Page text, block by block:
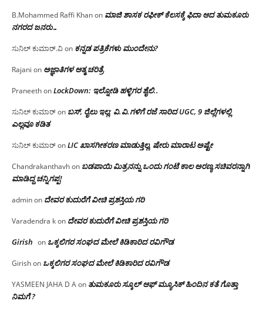
B.Mohammed Raffi Khanon ಮಾಜಿ ಶಾಸಕ ರಫೀಕ್ ಕೆಲಸಕ್ಕೆ ಫಿದಾ ಆದ ತುಮಕೂರು
ನಗರದ ಜನರು…
ಸುನಿಲ್ ಕುಮಾರ್.ವಿon ಕನ್ನಡ ಪತ್ರಿಕೆಗಳು ಮುಂದೇನು?
Rajani on ಅಜ್ಞಾತಿಗಳ ಆತ್ಮ ಚರಿತ್ರೆ
PraneethonLockDown: ಇಲ್ನೋಡಿ ಹಳ್ಳಿಗರ ಶೈಲಿ..
ಸುನಿಲ್ ಕುಮಾರ್on ಬಸ್, ರೈಲು ಇಲ್ಲ; ವಿ.ವಿ.ಗಳಿಗೆ ರಜೆ ಸಾರಿದ UGC, 9 ಜಿಲ್ಲೆಗಳಲ್ಲಿ
ಎಲ್ಲವೂ ಕಡಿತ
ಸುನಿಲ್ ಕುಮಾರ್onLIC ಖಾಸಗೀಕರಣ ಮಾಡುತ್ತಿಲ್ಲ, ಷೇರು ಮಾರಾಟ ಅಷ್ಟೇ
Chandrakanthavhon ಬಡಪಾಯಿ ಮಿತ್ರನನ್ನು ಒಂದು ಗಂಟೆ ಕಾಲ ಅರಣ್ಯ ಸಚಿವರನ್ನಾಗಿ
ಮಾಡಿದ್ದ ಚನ್ನಿಗಪ್ಪ!
adminon ದೇವರ ಕುದುರೆಗೆ ವೀಚಿ ಪ್ರಶಸ್ತಿಯ ಗರಿ
Varadendra kon ದೇವರ ಕುದುರೆಗೆ ವೀಚಿ ಪ್ರಶಸ್ತಿಯ ಗರಿ
Girish on ಒಕ್ಕಲಿಗರ ಸಂಘದ ಮೇಲೆ ಕಿಡಿಕಾರಿದ ರವಿಗೌಡ
Girishon ಒಕ್ಕಲಿಗರ ಸಂಘದ ಮೇಲೆ ಕಿಡಿಕಾರಿದ ರವಿಗೌಡ
YASMEEN JAHA D Aon ತುಮಕೂರು ಸ್ಕೂಲ್ ಆಫ್ ಮ್ಯೂಸಿಕ್ ಹಿಂದಿನ ಕತೆ ಗೊತ್ತಾ
ನಿಮಗೆ ?